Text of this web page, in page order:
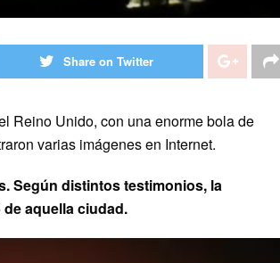
Share on Twitter
Reino Unido, con una enorme bola de
varias imágenes en Internet.
Según distintos testimonios, la
aquella ciudad.